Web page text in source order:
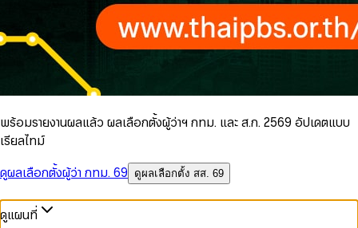
พร้อมรายงานผลแล้ว ผลเลือกตั้งผู้ว่าฯ กทม. และ ส.ก. 2569 อัปเดตแบบ
เรียลไทม์
ดูผลเลือกตั้งผู้ว่า กทม. 69
ดูผลเลือกตั้ง สส. 69
ดูแผนที่